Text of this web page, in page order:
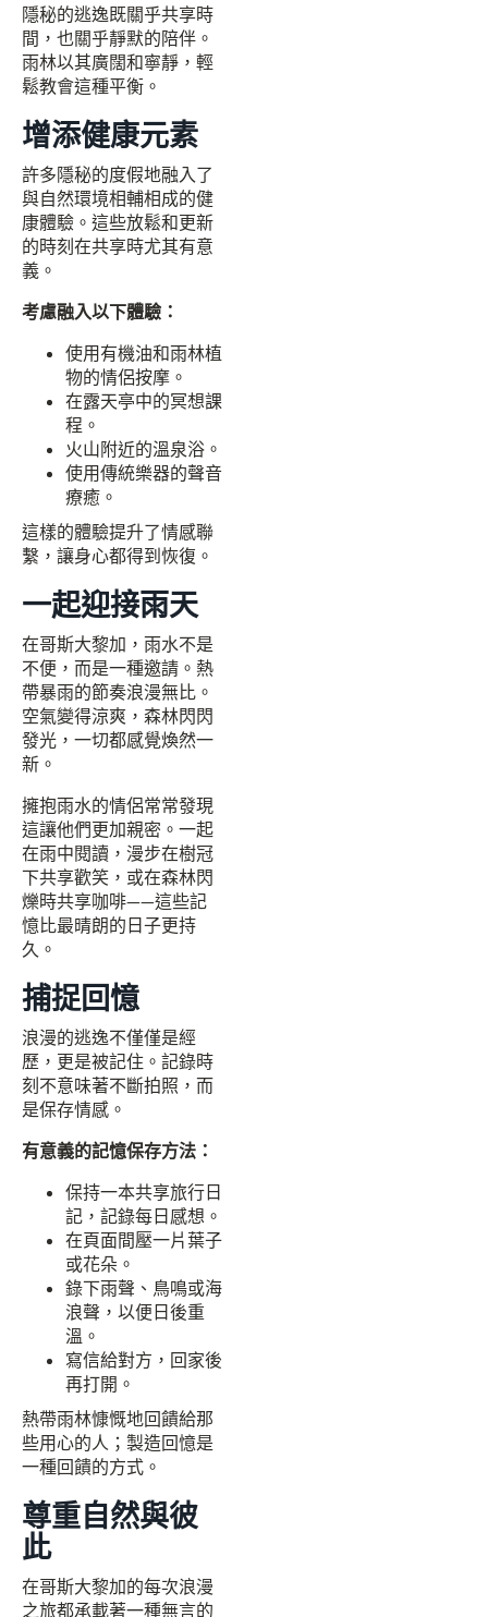
隱秘的逃逸既關乎共享時
間，也關乎靜默的陪伴。
雨林以其廣闊和寧靜，輕
鬆教會這種平衡。
增添健康元素
許多隱秘的度假地融入了
與自然環境相輔相成的健
康體驗。這些放鬆和更新
的時刻在共享時尤其有意
義。
考慮融入以下體驗：
使用有機油和雨林植
物的情侶按摩。
在露天亭中的冥想課
程。
火山附近的溫泉浴。
使用傳統樂器的聲音
療癒。
這樣的體驗提升了情感聯
繫，讓身心都得到恢復。
一起迎接雨天
在哥斯大黎加，雨水不是
不便，而是一種邀請。熱
帶暴雨的節奏浪漫無比。
空氣變得涼爽，森林閃閃
發光，一切都感覺煥然一
新。
擁抱雨水的情侶常常發現
這讓他們更加親密。一起
在雨中閱讀，漫步在樹冠
下共享歡笑，或在森林閃
爍時共享咖啡——這些記
憶比最晴朗的日子更持
久。
捕捉回憶
浪漫的逃逸不僅僅是經
歷，更是被記住。記錄時
刻不意味著不斷拍照，而
是保存情感。
有意義的記憶保存方法：
保持一本共享旅行日
記，記錄每日感想。
在頁面間壓一片葉子
或花朵。
錄下雨聲、鳥鳴或海
浪聲，以便日後重
溫。
寫信給對方，回家後
再打開。
熱帶雨林慷慨地回饋給那
些用心的人；製造回憶是
一種回饋的方式。
尊重自然與彼
此
在哥斯大黎加的每次浪漫
之旅都承載著一種無言的